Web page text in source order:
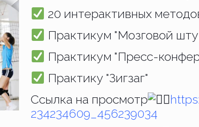
20 интерактивных
Практикум "Мозговой
Практикум "Пресс-
Практику "Зигзаг"
Ссылка на просмотр
234234609_456239034